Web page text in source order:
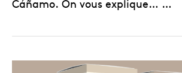
Cáñamo. On vous explique… …